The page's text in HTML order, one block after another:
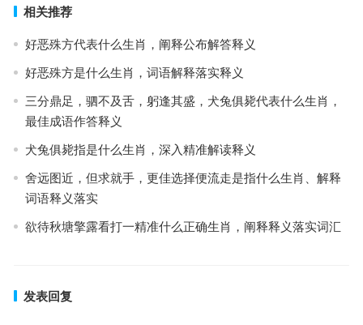
相关推荐
好恶殊方代表什么生肖，阐释公布解答释义
好恶殊方是什么生肖，词语解释落实释义
三分鼎足，驷不及舌，躬逢其盛，犬兔俱毙代表什么生肖，
最佳成语作答释义
犬兔俱毙指是什么生肖，深入精准解读释义
舍远图近，但求就手，更佳选择便流走是指什么生肖、解释
词语释义落实
欲待秋塘擎露看打一精准什么正确生肖，阐释释义落实词汇
发表回复